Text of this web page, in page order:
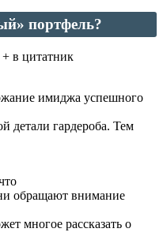
портфель?
в цитатник
имиджа успешного
детали гардероба. Тем
обращают внимание
многое рассказать о